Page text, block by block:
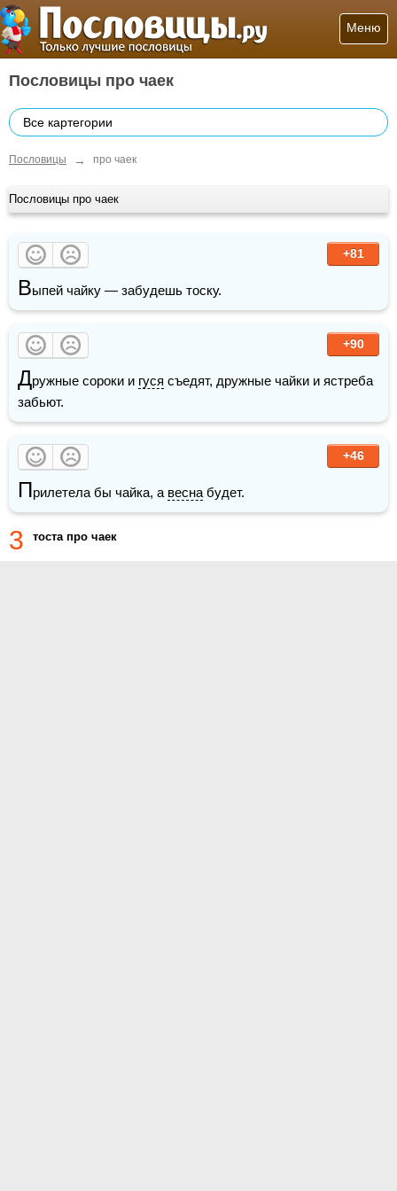
Меню
Пословицы про чаек
Все картегории
Пословицы → про чаек
Пословицы про чаек
+81
Выпей чайку — забудешь тоску.
+90
Дружные сороки и гуся съедят, дружные чайки и ястреба
забьют.
+46
Прилетела бы чайка, а весна будет.
3 тоста про чаек